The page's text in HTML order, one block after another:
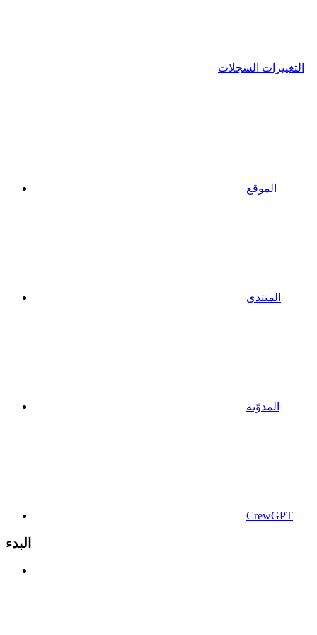
التغييرات السجلات
الموقع
المنتدى
المدوّنة
CrewGPT
البدء